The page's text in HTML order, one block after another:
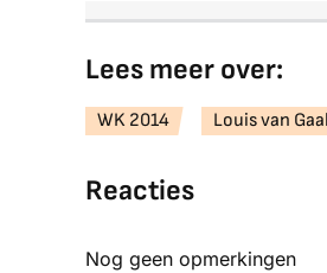
Lees meer over:
WK 2014 Louis van Gaal
Reacties
Nog geen opmerkingen